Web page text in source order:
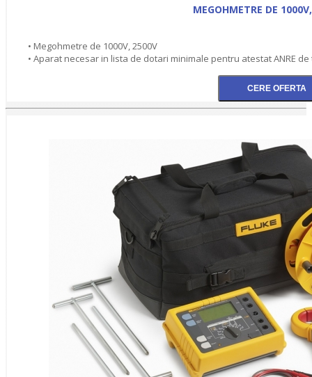
MEGOHMETRE DE
• Megohmetre de 1000V, 2500V
• Aparat necesar in lista de dotari minimale pentru atestat ANRE de